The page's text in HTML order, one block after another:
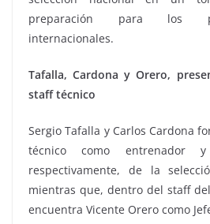
preparación para los
internacionales.
Tafalla, Cardona y Orero,
staff técnico
Sergio Tafalla y Carlos Cardona
técnico como entrenador
respectivamente, de la
mientras que, dentro del staff
encuentra Vicente Orero como